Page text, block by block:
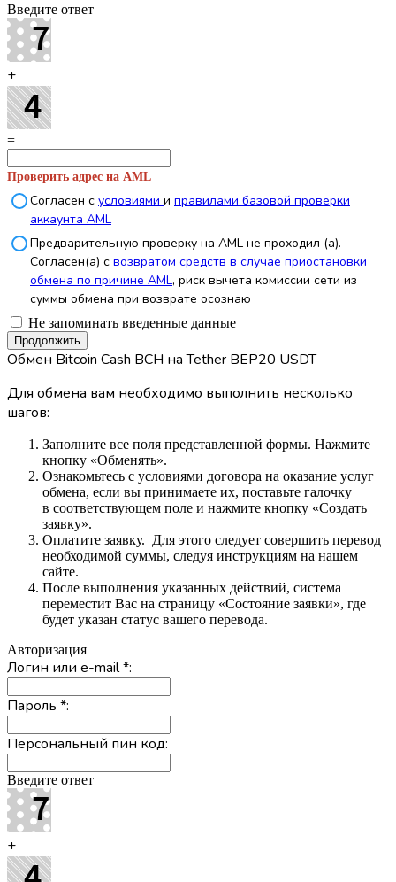
Введите ответ
+
=
Проверить адрес на AML
Согласен с условиями и правилами базовой проверки
аккаунта AML
Предварительную проверку на AML не проходил (а).
Согласен(а) с возвратом средств в случае приостановки
обмена по причине AML, риск вычета комиссии сети из
суммы обмена при возврате осознаю
Не запоминать введенные данные
Обмен Bitcoin Cash BCH на Tether BEP20 USDT
Для обмена вам необходимо выполнить несколько
шагов:
Заполните все поля представленной формы. Нажмите
кнопку «Обменять».
Ознакомьтесь с условиями договора на оказание услуг
обмена, если вы принимаете их, поставьте галочку
в соответствующем поле и нажмите кнопку «Создать
заявку».
Оплатите заявку. Для этого следует совершить перевод
необходимой суммы, следуя инструкциям на нашем
сайте.
После выполнения указанных действий, система
переместит Вас на страницу «Состояние заявки», где
будет указан статус вашего перевода.
Авторизация
Логин или e-mail*:
Пароль *:
Персональный пин код:
Введите ответ
+